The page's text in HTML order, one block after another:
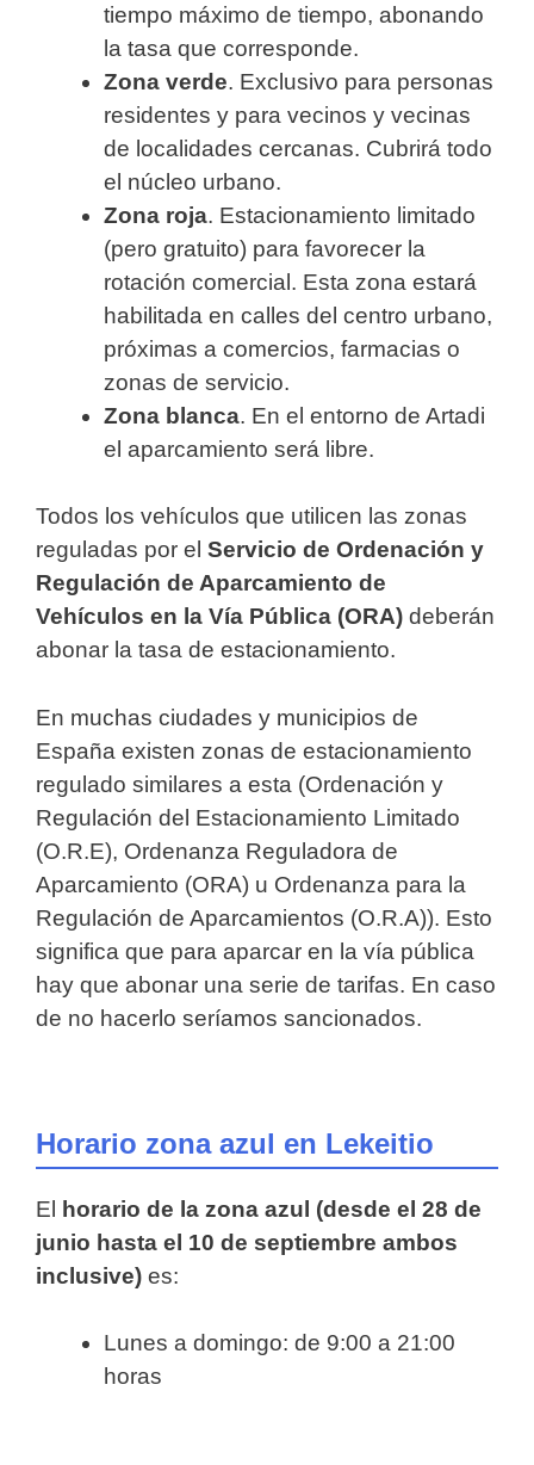
tiempo máximo de tiempo, abonando
la tasa que corresponde.
Zona verde. Exclusivo para personas
residentes y para vecinos y vecinas
de localidades cercanas. Cubrirá todo
el núcleo urbano.
Zona roja. Estacionamiento limitado
(pero gratuito) para favorecer la
rotación comercial. Esta zona estará
habilitada en calles del centro urbano,
próximas a comercios, farmacias o
zonas de servicio.
Zona blanca. En el entorno de Artadi
el aparcamiento será libre.
Todos los vehículos que utilicen las zonas
reguladas por el Servicio de Ordenación y
Regulación de Aparcamiento de
Vehículos en la Vía Pública (ORA) deberán
abonar la tasa de estacionamiento.
En muchas ciudades y municipios de
España existen zonas de estacionamiento
regulado similares a esta (Ordenación y
Regulación del Estacionamiento Limitado
(O.R.E), Ordenanza Reguladora de
Aparcamiento (ORA) u Ordenanza para la
Regulación de Aparcamientos (O.R.A)). Esto
significa que para aparcar en la vía pública
hay que abonar una serie de tarifas. En caso
de no hacerlo seríamos sancionados.
Horario zona azul en Lekeitio
El horario de la zona azul (desde el 28 de
junio hasta el 10 de septiembre ambos
inclusive) es:
Lunes a domingo: de 9:00 a 21:00
horas